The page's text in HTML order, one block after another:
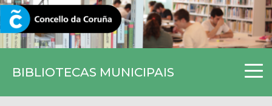
BIBLIOTECAS MUNICIPAIS
CORUNA.GAL